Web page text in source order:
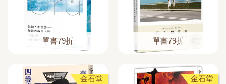
單書79折 單書79折
金石堂 金石堂